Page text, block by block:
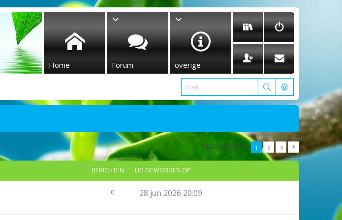
Home Forum overige
42 Gebruikers 1 2 3
BERICHTEN LID GEWORDEN OP
0 28 jun 2026 20:09